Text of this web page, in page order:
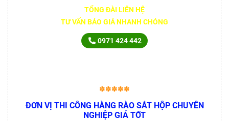
TỔNG ĐÀI LIÊN HỆ
TƯ VẤN BÁO GIÁ NHANH CHÓNG
0971 424 442
✽✽✽✽✽
ĐƠN VỊ THI CÔNG HÀNG RÀO SẮT HỘP CHUYÊN
NGHIỆP GIÁ TỐT